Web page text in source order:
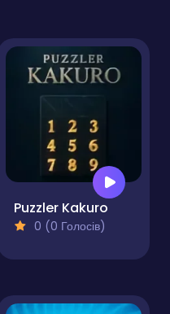
Puzzler Kakuro
0 (0 Голосів)